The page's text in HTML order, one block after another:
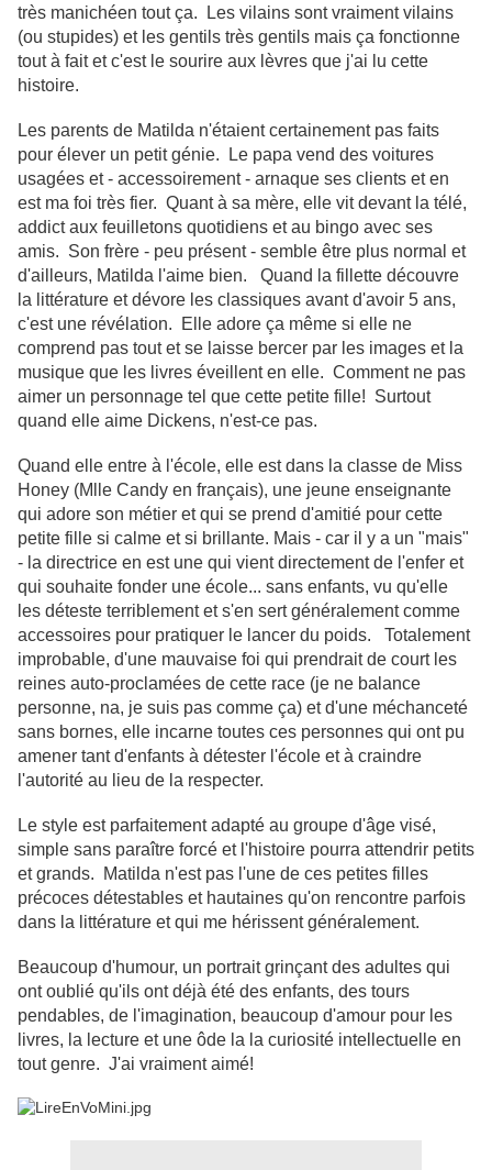
très manichéen tout ça. Les vilains sont vraiment vilains
(ou stupides) et les gentils très gentils mais ça fonctionne
tout à fait et c'est le sourire aux lèvres que j'ai lu cette
histoire.
Les parents de Matilda n'étaient certainement pas faits
pour élever un petit génie. Le papa vend des voitures
usagées et - accessoirement - arnaque ses clients et en
est ma foi très fier. Quant à sa mère, elle vit devant la télé,
addict aux feuilletons quotidiens et au bingo avec ses
amis. Son frère - peu présent - semble être plus normal et
d'ailleurs, Matilda l'aime bien. Quand la fillette découvre
la littérature et dévore les classiques avant d'avoir 5 ans,
c'est une révélation. Elle adore ça même si elle ne
comprend pas tout et se laisse bercer par les images et la
musique que les livres éveillent en elle. Comment ne pas
aimer un personnage tel que cette petite fille! Surtout
quand elle aime Dickens, n'est-ce pas.
Quand elle entre à l'école, elle est dans la classe de Miss
Honey (Mlle Candy en français), une jeune enseignante
qui adore son métier et qui se prend d'amitié pour cette
petite fille si calme et si brillante. Mais - car il y a un "mais"
- la directrice en est une qui vient directement de l'enfer et
qui souhaite fonder une école... sans enfants, vu qu'elle
les déteste terriblement et s'en sert généralement comme
accessoires pour pratiquer le lancer du poids. Totalement
improbable, d'une mauvaise foi qui prendrait de court les
reines auto-proclamées de cette race (je ne balance
personne, na, je suis pas comme ça) et d'une méchanceté
sans bornes, elle incarne toutes ces personnes qui ont pu
amener tant d'enfants à détester l'école et à craindre
l'autorité au lieu de la respecter.
Le style est parfaitement adapté au groupe d'âge visé,
simple sans paraître forcé et l'histoire pourra attendrir petits
et grands. Matilda n'est pas l'une de ces petites filles
précoces détestables et hautaines qu'on rencontre parfois
dans la littérature et qui me hérissent généralement.
Beaucoup d'humour, un portrait grinçant des adultes qui
ont oublié qu'ils ont déjà été des enfants, des tours
pendables, de l'imagination, beaucoup d'amour pour les
livres, la lecture et une ôde la la curiosité intellectuelle en
tout genre. J'ai vraiment aimé!